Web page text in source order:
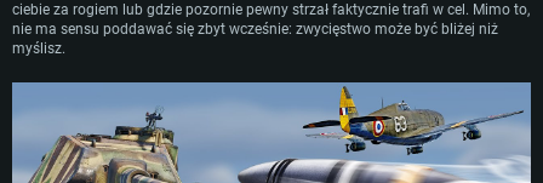
ciebie za rogiem lub gdzie pozornie pewny strzał faktycznie trafi w cel. Mimo to,
nie ma sensu poddawać się zbyt wcześnie: zwycięstwo może być bliżej niż
myślisz.